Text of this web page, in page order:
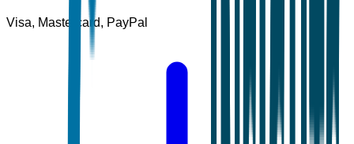
Visa, Mastercard, PayPal